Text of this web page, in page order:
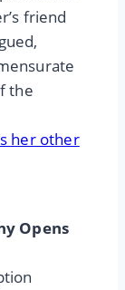
friend
the
her other
Opens